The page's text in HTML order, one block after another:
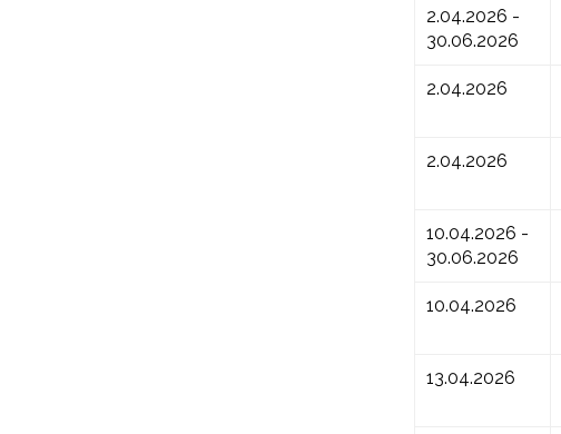
2.04.2026 -
30.06.2026
2.04.2026
2.04.2026
10.04.2026 -
30.06.2026
10.04.2026
13.04.2026